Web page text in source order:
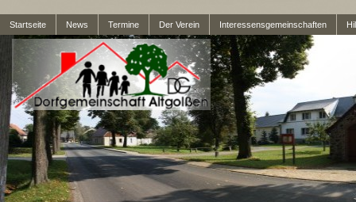
Startseite News Termine Der Verein Interessensgemeinschaften